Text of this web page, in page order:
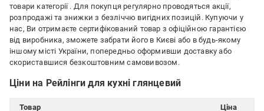
товари категорії . Для покупця регулярно проводяться акції,
розпродажі та знижки з безліччю вигідних позицій. Купуючи у
нас, Ви отримаєте сертифікований товар з офіційною гарантією
від виробника, зможете забрати його в Києві або в будь-якому
іншому місті України, попередньо оформивши доставку або
скориставшися безкоштовним самовивозом.
Ціни на Рейлінги для кухні глянцевий
Товар
Ціна